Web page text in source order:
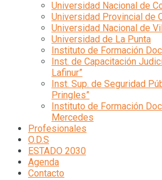
Universidad Nacional de
Universidad Provincial de
Universidad Nacional de
Universidad de La Punta
Instituto de Formación
Inst. de Capacitación
Lafinur”
Inst. Sup. de Seguridad
Pringles”
Instituto de Formación
Mercedes
Profesionales
O.D.S
ESTADO 2030
Agenda
Contacto